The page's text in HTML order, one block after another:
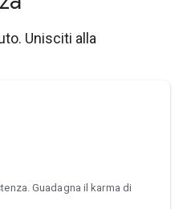
Unisciti alla
Guadagna il karma di